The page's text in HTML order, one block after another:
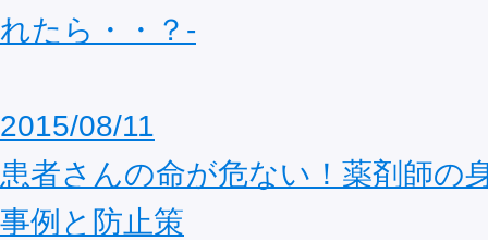
れたら・・？‐
2015/08/11
患者さんの命が危ない！薬剤師の
事例と防止策